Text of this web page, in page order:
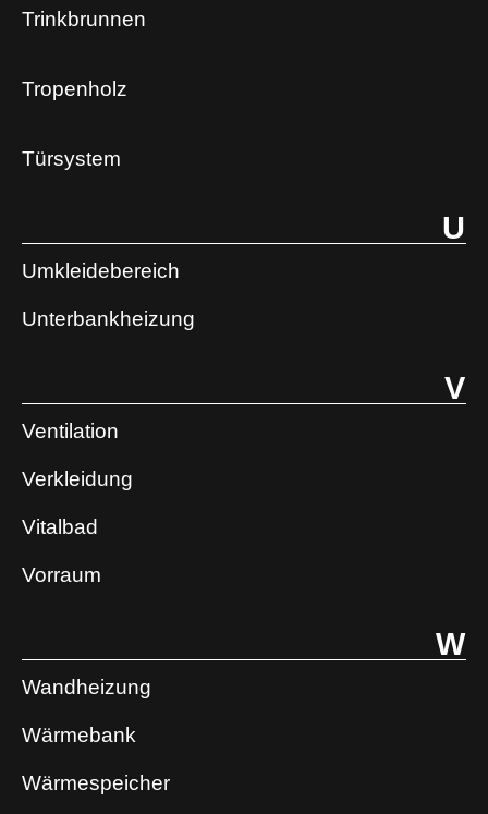
Trinkbrunnen
Tropenholz
Türsystem
U
Umkleidebereich
Unterbankheizung
V
Ventilation
Verkleidung
Vitalbad
Vorraum
W
Wandheizung
Wärmebank
Wärmespeicher